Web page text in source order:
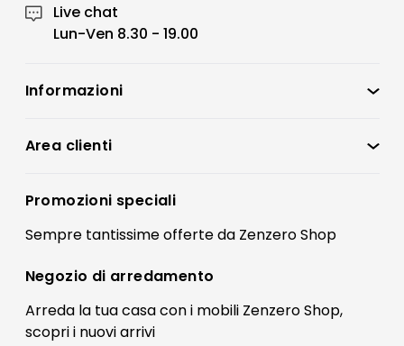
Live chat
Lun-Ven 8.30 - 19.00
Informazioni
Condizioni di vendita
Preferenze Cookies
Termini e condizioni
Contatti
FAQ
Pagamenti
Area clienti
Registrati
Il mio account
Promozioni speciali
Sempre tantissimeofferteda Zenzero Shop
Negozio di arredamento
Arreda la tua casa con i mobili Zenzero Shop,
scopri i nuovi arrivi